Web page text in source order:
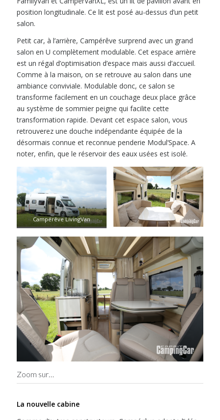
position longitudinale. Ce lit est posé au-dessus d’un petit
salon.
Petit car, à l’arrière, Campérêve surprend avec un grand
salon en U complètement modulable. Cet espace arrière
est un régal d’optimisation d’espace mais aussi d’accueil.
Comme à la maison, on se retrouve au salon dans une
ambiance conviviale. Modulable donc, ce salon se
transforme facilement en un couchage deux place grâce
au système de sommier peigne qui facilite cette
transformation rapide. Devant cet espace salon, vous
retrouverez une douche indépendante équipée de la
désormais connue et reconnue penderie Modul’Space. A
noter, enfin, que le réservoir des eaux usées est isolé.
Campérêve LivingVan
Zoom sur…
La nouvelle cabine